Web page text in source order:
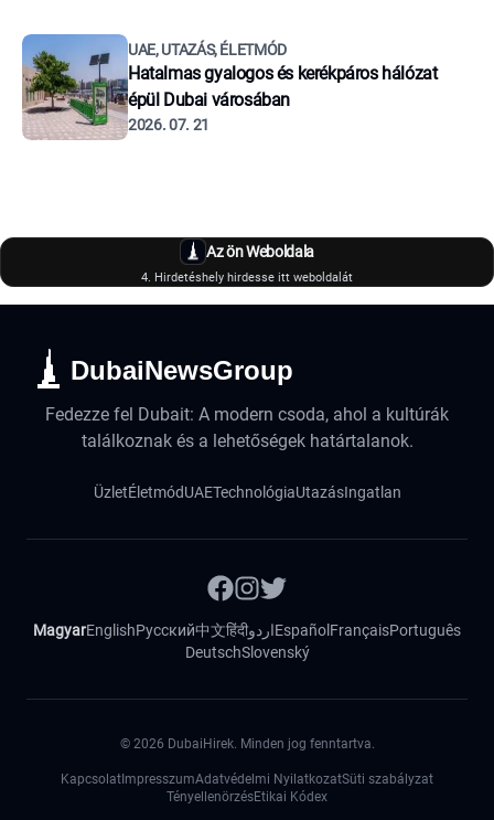
UAE, UTAZÁS, ÉLETMÓD
Hatalmas gyalogos és kerékpáros hálózat
épül Dubai városában
2026. 07. 21
Az ön Weboldala
4. Hirdetéshely hirdesse itt weboldalát
DubaiNewsGroup
Fedezze fel Dubait: A modern csoda, ahol a kultúrák
találkoznak és a lehetőségek határtalanok.
ÜzletÉletmódUAETechnológiaUtazásIngatlan
MagyarEnglishРусский中文हिंदीاردوEspañol FrançaisPortuguês
DeutschSlovenský
© 2026 DubaiHirek. Minden jog fenntartva.
Kapcsolat ImpresszumAdatvédelmi NyilatkozatSüti szabályzat
TényellenörzésEtikai Kódex